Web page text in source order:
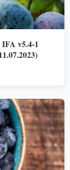
v5.4-1